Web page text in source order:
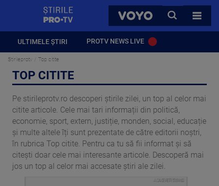
VOYO
CAUTA
TOATE
ULTIMELE ȘTIRI PROTV NEWS LIVE
Stirileprotv Top citite
TOP CITITE
Pe stirileprotv.ro descoperi știrile zilei, un top al celor mai
citite articole. Cele mai tari informații din politică,
economie, sport, extern, justiție, monden, social, educație
și multe altele îți sunt prezentate de către editorii noștri,
în rubrica Top citite. Pentru ca tu să fii informat și să
citești doar cele mai interesante articole. Descoperă mai
jos un top al celor mai accesate știri ale zilei.